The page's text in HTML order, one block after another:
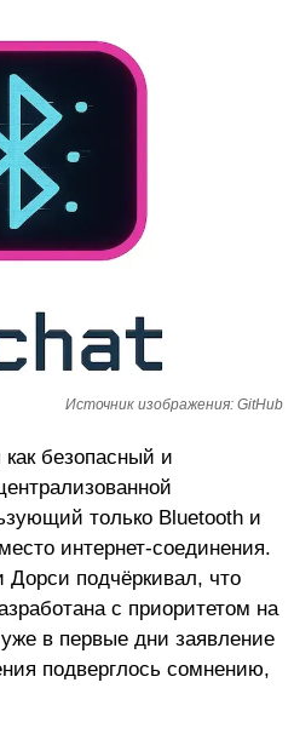
Источник изображения: GitHub
безопасный и
только Bluetooth и
интернет-соединения.
Дорси подчёркивал, что
с приоритетом на
в первые дни заявление
подверглось сомнению,